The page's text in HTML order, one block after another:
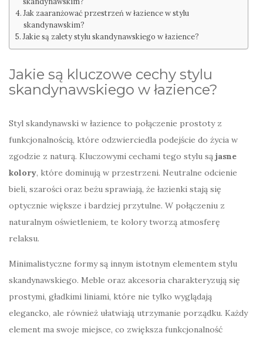
Jak zaaranżować przestrzeń w łazience w stylu
skandynawskim?
Jakie są zalety stylu skandynawskiego w łazience?
Jakie są kluczowe cechy stylu
skandynawskiego w łazience?
Styl skandynawski w łazience to połączenie prostoty z
funkcjonalnością, które odzwierciedla podejście do życia w
zgodzie z naturą. Kluczowymi cechami tego stylu są jasne
kolory, które dominują w przestrzeni. Neutralne odcienie
bieli, szarości oraz beżu sprawiają, że łazienki stają się
optycznie większe i bardziej przytulne. W połączeniu z
naturalnym oświetleniem, te kolory tworzą atmosferę
relaksu.
Minimalistyczne formy są innym istotnym elementem stylu
skandynawskiego. Meble oraz akcesoria charakteryzują się
prostymi, gładkimi liniami, które nie tylko wyglądają
elegancko, ale również ułatwiają utrzymanie porządku. Każdy
element ma swoje miejsce, co zwiększa funkcjonalność